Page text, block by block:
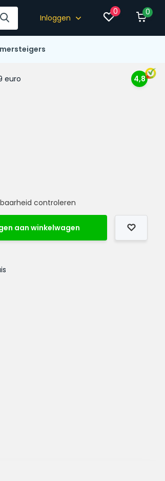
Inloggen
0 0
euro 4,8
controleren
aan winkelwagen